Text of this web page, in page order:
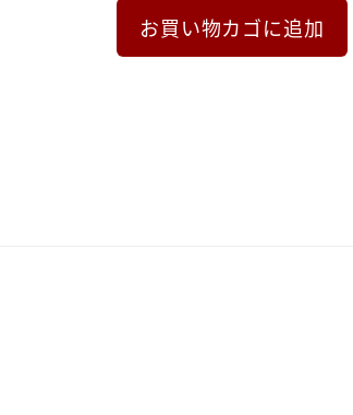
お買い物カゴに追加